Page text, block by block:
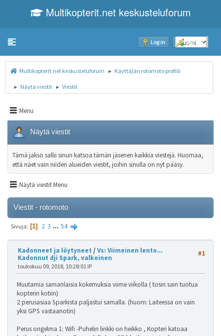
Multikopterit.net keskusteluforum
Toggle navigation Log in Sign up
Multikopterit.net keskusteluforum ► Käyttäjän rotomoto profiili
► Näytä viestit ► Viestit
Menu
Näytä viestit
Tämä jakso sallii sinun katsoa tämän jäsenen kaikkia viestejä. Huomaa,
että näet vain niiden alueiden viestit, joihin sinulla on nyt pääsy.
Näytä viestit Menu
Viestit - rotomoto
Sivuja 1 2 3 ... 54
#1
Kadonneet ja löytyneet / Vs: Viimeinen lento...
Kadonnut dji Spark, valkoinen
toukokuu 09, 2018, 10:28:01 IP
Muutamia samanlaisia kokemuksia viime viikolla ( tosin sain tuotua
kopterin kotiin)
2 perusasiaa Sparkista paljastui samalla. (huom: Laiteessa on vain
yksi GPS vastaanotin)
Perus ongelma 1: Wifi -Puhelin linkki on heikko , Kopteri katoaa